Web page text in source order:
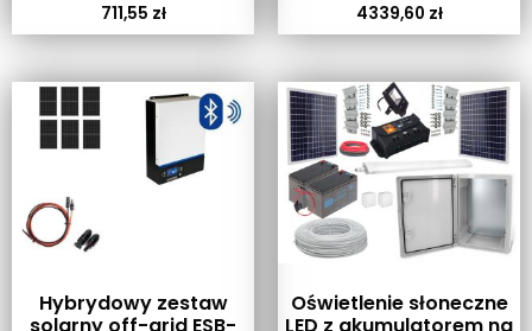
711,55 zł 4339,60 zł
Hybrydowy zestaw
Oświetlenie słoneczne